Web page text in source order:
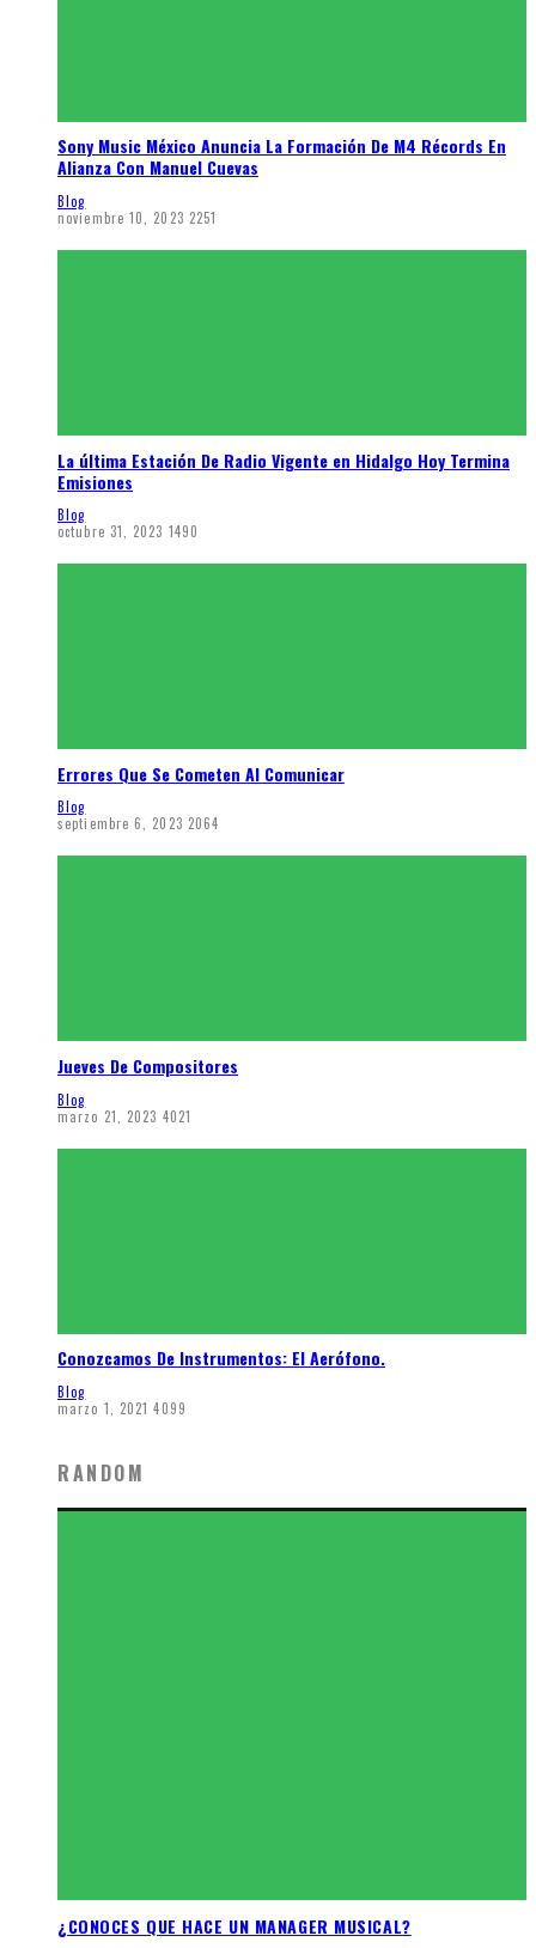
Sony Music México Anuncia La Formación De M4 Récords En
Alianza Con Manuel Cuevas
Blog
noviembre 10, 2023 2251
La última Estación De Radio Vigente en Hidalgo Hoy Termina
Emisiones
Blog
octubre 31, 2023 1490
Errores Que Se Cometen Al Comunicar
Blog
septiembre 6, 2023 2064
Jueves De Compositores
Blog
marzo 21, 2023 4021
Conozcamos De Instrumentos: El Aerófono.
Blog
marzo 1, 2021 4099
RANDOM
¿CONOCES QUE HACE UN MANAGER MUSICAL?